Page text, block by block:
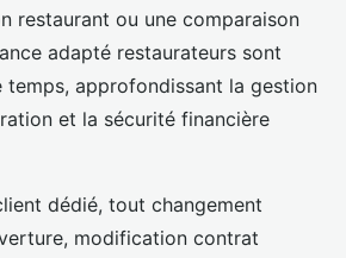
restaurant ou une comparaison
adapté restaurateurs sont
temps, approfondissant la gestion
et la sécurité financière
dédié, tout changement
modification contrat